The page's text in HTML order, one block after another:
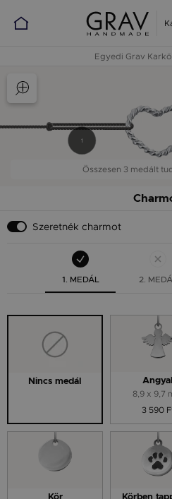
Egyedi Grav
1
Összesen 3 medált
Szeretnék charmot
1. MEDÁL 2.
Nincs medál Angyal
8,9 x 9,7
3 590